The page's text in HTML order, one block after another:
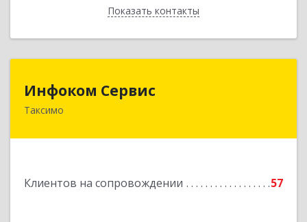
Показать контакты
Назад
Инфоком Сервис
Таксимо
Клиентов на сопровождении 57
671560, Республика Бурятия, Муйский р-н, пгт.